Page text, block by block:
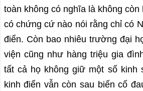
toàn không có nghĩa là không
có chứng cứ nào nói rằng chỉ có
điển. Còn bao nhiêu trường đại
viện cũng như hàng triệu gia
tất cả họ không giữ một số kinh
kinh điển vẫn còn sau biến cố